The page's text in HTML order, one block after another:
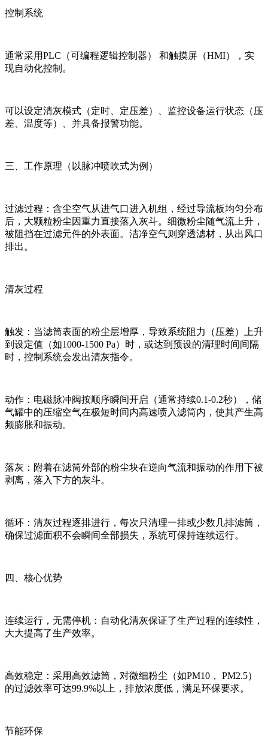
控制系统
通常采用PLC（可编程逻辑控制器） 和触摸屏（HMI），实
现自动化控制。
可以设定清灰模式（定时、定压差）、监控设备运行状态（压
差、温度等）、并具备报警功能。
三、工作原理（以脉冲喷吹式为例）
过滤过程：含尘空气从进气口进入机组，经过导流板均匀分布
后，大颗粒粉尘因重力直接落入灰斗。细微粉尘随气流上升，
被阻挡在过滤元件的外表面。洁净空气则穿透滤材，从出风口
排出。
清灰过程
触发：当滤筒表面的粉尘层增厚，导致系统阻力（压差）上升
到设定值（如1000-1500 Pa）时，或达到预设的清理时间间隔
时，控制系统会发出清灰指令。
动作：电磁脉冲阀按顺序瞬间开启（通常持续0.1-0.2秒），储
气罐中的压缩空气在极短时间内高速喷入滤筒内，使其产生高
频膨胀和振动。
落灰：附着在滤筒外部的粉尘块在逆向气流和振动的作用下被
剥离，落入下方的灰斗。
循环：清灰过程逐排进行，每次只清理一排或少数几排滤筒，
确保过滤面积不会瞬间全部损失，系统可保持连续运行。
四、核心优势
连续运行，无需停机：自动化清灰保证了生产过程的连续性，
大大提高了生产效率。
高效稳定：采用高效滤筒，对微细粉尘（如PM10， PM2.5）
的过滤效率可达99.9%以上，排放浓度低，满足环保要求。
节能环保